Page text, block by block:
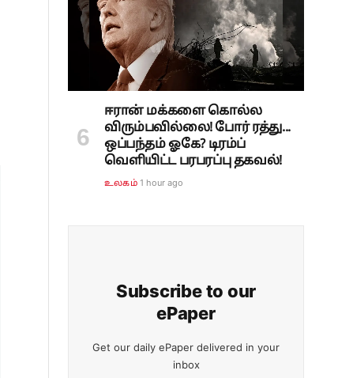
ஈரான் மக்களை கொல்ல
விரும்பவில்லை! போர் ரத்து...
ஒப்பந்தம் ஓகே? டிரம்ப்
வெளியிட்ட பரபரப்பு தகவல்!
உலகம் 1 hour ago
Subscribe to our
ePaper
Get our daily ePaper delivered in your
inbox